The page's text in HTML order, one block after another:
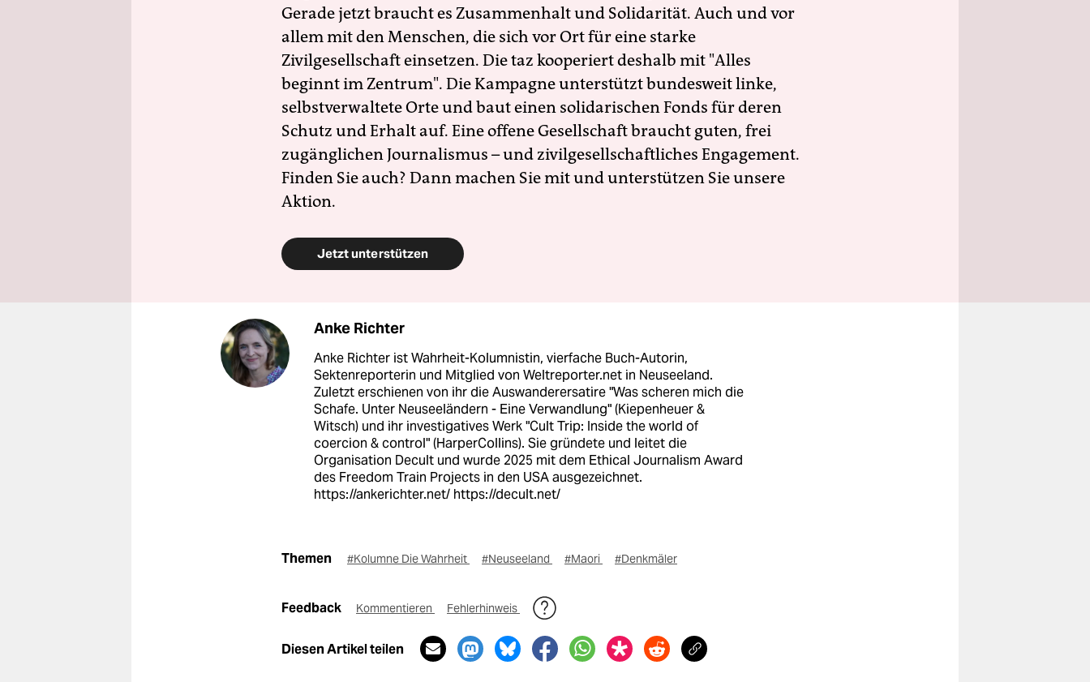
Gerade jetzt braucht es Zusammenhalt und Solidarität. Auch und vor
allem mit den Menschen, die sich vor Ort für eine starke
Zivilgesellschaft einsetzen. Die taz kooperiert deshalb mit "Alles
beginnt im Zentrum". Die Kampagne unterstützt bundesweit linke,
selbstverwaltete Orte und baut einen solidarischen Fonds für deren
Schutz und Erhalt auf. Eine offene Gesellschaft braucht guten, frei
zugänglichen Journalismus – und zivilgesellschaftliches Engagement.
Finden Sie auch? Dann machen Sie mit und unterstützen Sie unsere
Aktion.
Jetzt unterstützen
Anke Richter
Anke Richter ist Wahrheit-Kolumnistin, vierfache Buch-Autorin,
Sektenreporterin und Mitglied von Weltreporter.net in Neuseeland.
Zuletzt erschienen von ihr die Auswanderersatire "Was scheren mich die
Schafe. Unter Neuseeländern - Eine Verwandlung" (Kiepenheuer &
Witsch) und ihr investigatives Werk "Cult Trip: Inside the world of
coercion & control" (HarperCollins). Sie gründete und leitet die
Organisation Decult und wurde 2025 mit dem Ethical Journalism Award
des Freedom Train Projects in den USA ausgezeichnet.
https://ankerichter.net/ https://decult.net/
Themen #Kolumne Die Wahrheit #Neuseeland #Maori #Denkmäler
Feedback Kommentieren Fehlerhinweis
Diesen Artikel teilen